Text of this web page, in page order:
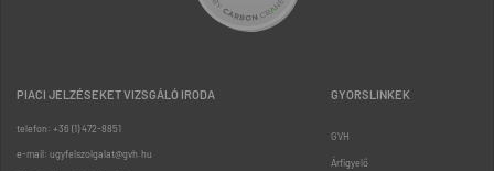
PIACI JELZÉSEKET VIZSGÁLÓ IRODA
telefon: +36 (1) 472-8851
e-mail: ugyfelszolgalat@gvh.hu
GYORSLINKEK
GVH
Árfigyelő